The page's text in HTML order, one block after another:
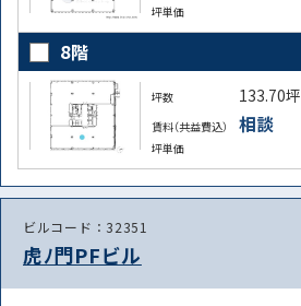
坪単価
8階
坪数 133.70坪
賃料（共益費込） 相談
坪単価
ビルコード：32351
虎ﾉ門PFビル